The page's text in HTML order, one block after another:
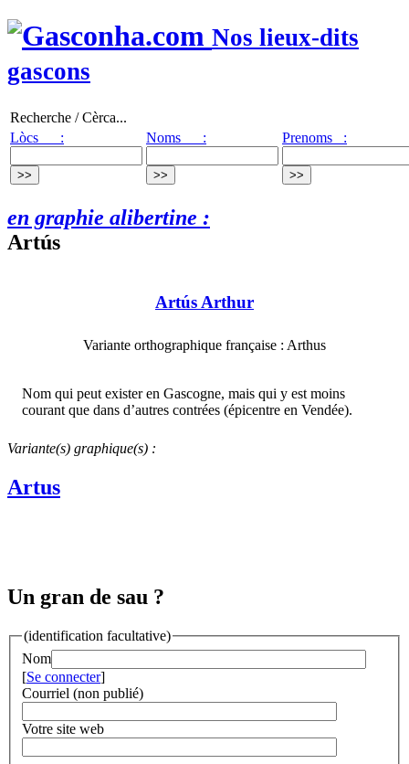
Nos lieux-dits
gascons
Recherche / Cèrca...
Lòcs :
Noms : Prenoms :
en graphie alibertine :
Artús
Artús Arthur
Variante orthographique française : Arthus
Nom qui peut exister en Gascogne, mais qui y est moins
courant que dans d’autres contrées (épicentre en Vendée).
Variante(s) graphique(s) :
Artus
Un gran de sau ?
(identification facultative)
Nom
[Se connecter]
Courriel (non publié)
Votre site web